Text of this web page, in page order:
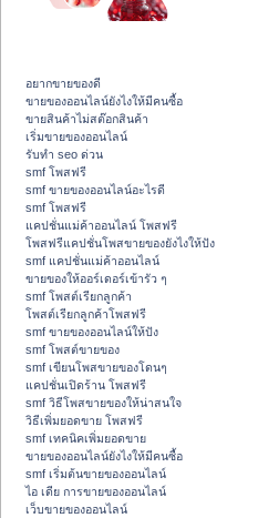
อยากขายของดี
ขายของออนไลน์ยังไงให้มีคนซื้อ
ขายสินค้าไม่สต๊อกสินค้า
เริ่มขายของออนไลน์
รับทำ seo ด่วน
smf โพสฟรี
smf ขายของออนไลน์อะไรดี
smf โพสฟรี
แคปชั่นแม่ค้าออนไลน์ โพสฟรี
โพสฟรีแคปชั่นโพสขายของยังไงให้ปัง
smf แคปชั่นแม่ค้าออนไลน์
ขายของให้ออร์เดอร์เข้ารัว ๆ
smf โพสต์เรียกลูกค้า
โพสต์เรียกลูกค้าโพสฟรี
smf ขายของออนไลน์ให้ปัง
smf โพสต์ขายของ
smf เขียนโพสขายของโดนๆ
แคปชั่นเปิดร้าน โพสฟรี
smf วิธีโพสขายของให้น่าสนใจ
วิธีเพิ่มยอดขาย โพสฟรี
smf เทคนิคเพิ่มยอดขาย
ขายของออนไลน์ยังไงให้มีคนซื้อ
smf เริ่มต้นขายของออนไลน์
ไอ เดีย การขายของออนไลน์
เว็บขายของออนไลน์